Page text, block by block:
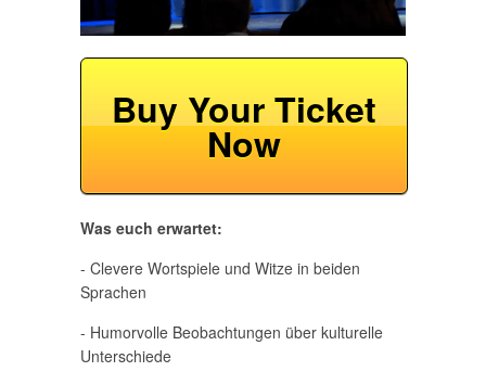
Buy Your Ticket
Now
Was euch erwartet:
- Clevere Wortspiele und Witze in beiden
Sprachen
- Humorvolle Beobachtungen über kulturelle
Unterschiede